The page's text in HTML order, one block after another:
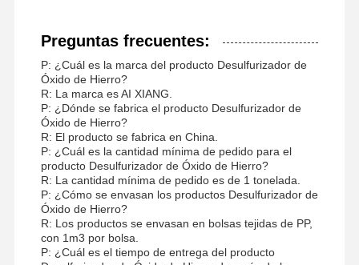
Preguntas frecuentes:
P: ¿Cuál es la marca del producto Desulfurizador de
Óxido de Hierro?
R: La marca es AI XIANG.
P: ¿Dónde se fabrica el producto Desulfurizador de
Óxido de Hierro?
R: El producto se fabrica en China.
P: ¿Cuál es la cantidad mínima de pedido para el
producto Desulfurizador de Óxido de Hierro?
R: La cantidad mínima de pedido es de 1 tonelada.
P: ¿Cómo se envasan los productos Desulfurizador de
Óxido de Hierro?
R: Los productos se envasan en bolsas tejidas de PP,
con 1m3 por bolsa.
P: ¿Cuál es el tiempo de entrega del producto